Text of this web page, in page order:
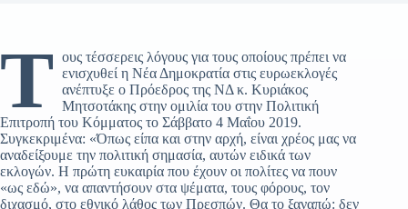
Τ ους τέσσερεις λόγους για τους οποίους πρέπει να
ενισχυθεί η Νέα Δημοκρατία στις ευρωεκλογές
ανέπτυξε ο Πρόεδρος της ΝΔ κ. Κυριάκος
Μητσοτάκης στην ομιλία του στην Πολιτική
Επιτροπή του Κόμματος το Σάββατο 4 Μαΐου 2019.
Συγκεκριμένα: «Όπως είπα και στην αρχή, είναι χρέος μας να
αναδείξουμε την πολιτική σημασία, αυτών ειδικά των
εκλογών. Η πρώτη ευκαιρία που έχουν οι πολίτες να πουν
«ως εδώ», να απαντήσουν στα ψέματα, τους φόρους, τον
διχασμό, στο εθνικό λάθος των Πρεσπών. Θα το ξαναπώ: δεν